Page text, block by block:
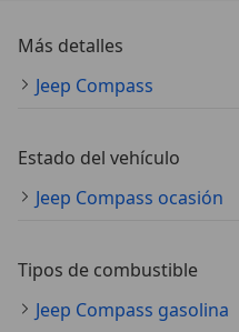
Más detalles
Jeep Compass
Estado del vehículo
Jeep Compass ocasión
Tipos de combustible
Jeep Compass gasolina